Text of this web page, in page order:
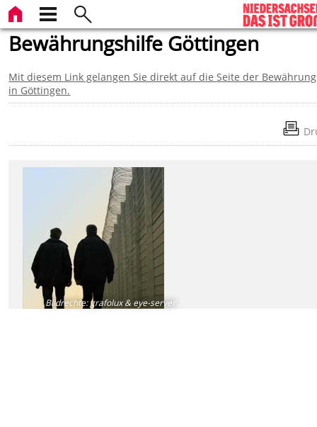
Bewährungshilfe Göttingen
Mit diesem Link gelangen Sie direkt auf die Seite der
in Göttingen.
Bildrechte:grafolux & eye-server